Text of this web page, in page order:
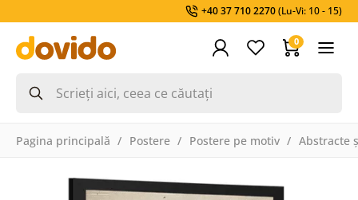
+40 37 710 2270(Lu-Vi: 10 - 15)
0
Pagina principală Postere Postere pe motiv Abstracte